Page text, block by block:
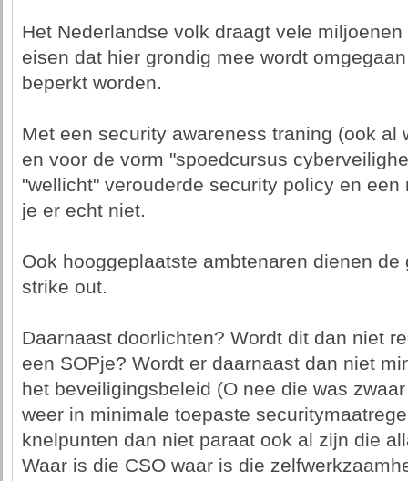
Het Nederlandse volk draagt vele
eisen dat hier grondig mee wordt
beperkt worden.
Met een security awareness traning (ook al
en voor de vorm "spoedcursus
"wellicht" verouderde security policy en
je er echt niet.
Ook hooggeplaatste ambtenaren dienen
strike out.
Daarnaast doorlichten? Wordt dit dan niet
een SOPje? Wordt er daarnaast dan niet
het beveiligingsbeleid (O nee die was
weer in minimale toepaste
knelpunten dan niet paraat ook al zijn die
Waar is die CSO waar is die